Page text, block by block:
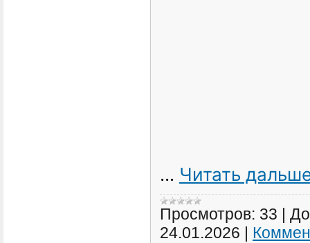
... Читать
Просмотров: 33
24.01.2026